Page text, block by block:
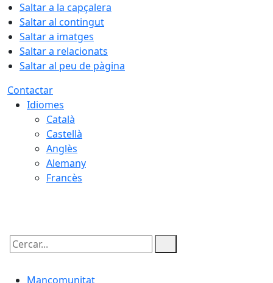
Saltar a la capçalera
Saltar al contingut
Saltar a imatges
Saltar a relacionats
Saltar al peu de pàgina
Contactar
Idiomes
Català
Castellà
Anglès
Alemany
Francès
Cercar:
Mancomunitat